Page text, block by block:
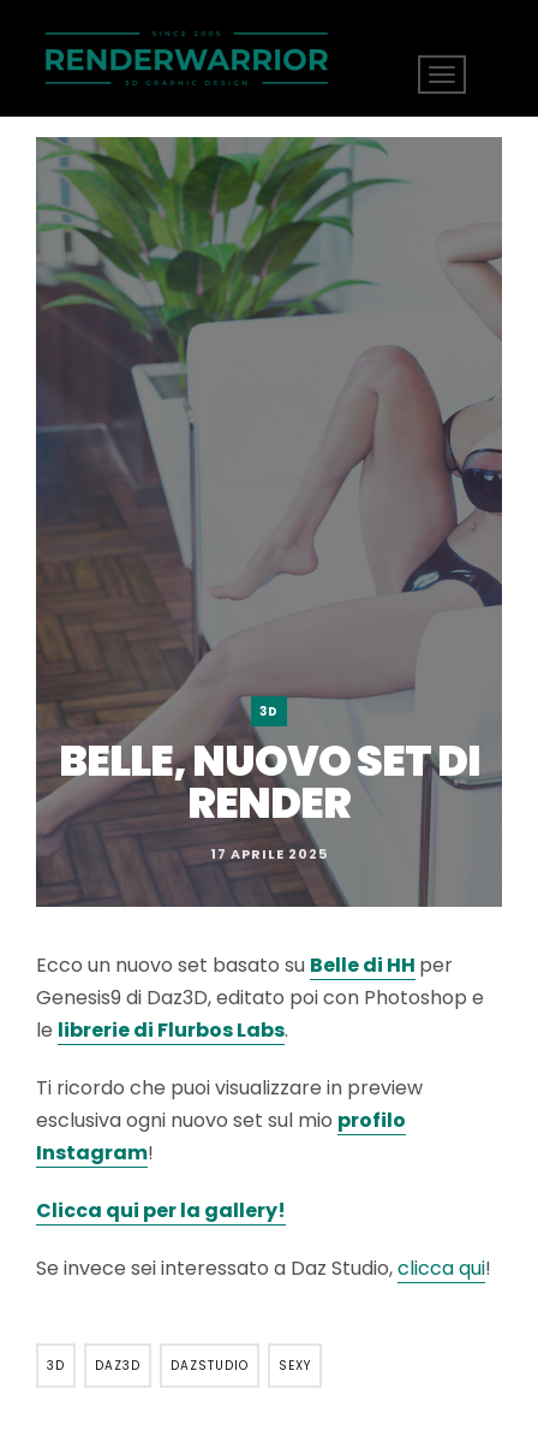
3D
BELLE, NUOVO SET DI
RENDER
17 APRILE 2025
Ecco un nuovo set basato su Belle di HH per
Genesis9 di Daz3D, editato poi con Photoshop e
le librerie di Flurbos Labs.
Ti ricordo che puoi visualizzare in preview
esclusiva ogni nuovo set sul mio profilo
Instagram!
Clicca qui per la gallery!
Se invece sei interessato a Daz Studio,clicca qui!
3D DAZ3D DAZSTUDIO SEXY